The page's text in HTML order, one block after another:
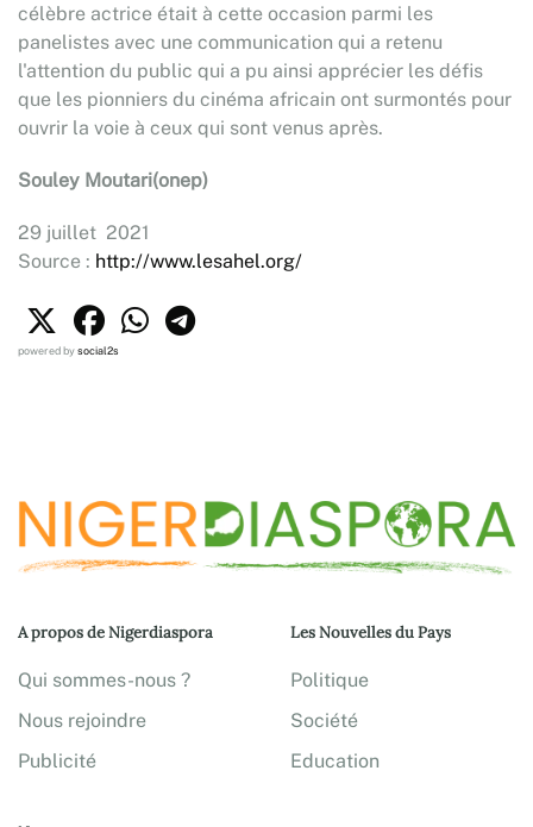
célèbre actrice était à cette occasion parmi les
panelistes avec une communication qui a retenu
l'attention du public qui a pu ainsi apprécier les défis
que les pionniers du cinéma africain ont surmontés pour
ouvrir la voie à ceux qui sont venus après.
Souley Moutari(onep)
29 juillet 2021
Source : http://www.lesahel.org/
powered bysocial2s
A propos de Nigerdiaspora
Qui sommes-nous ?
Nous rejoindre
Publicité
Les Nouvelles du Pays
Politique
Société
Education